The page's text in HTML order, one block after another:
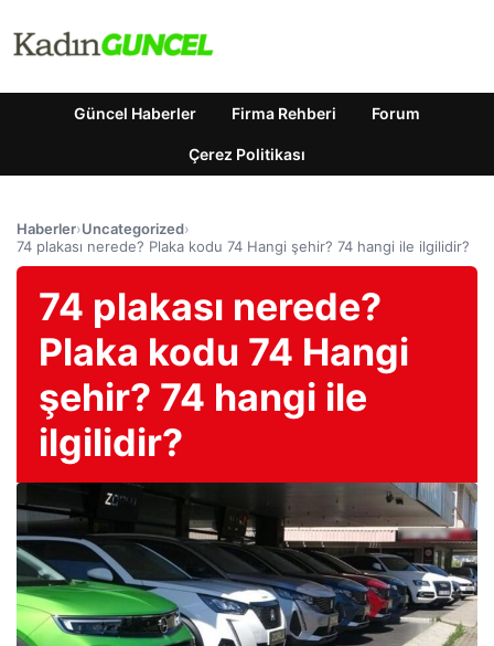
Güncel Haberler Firma Rehberi Forum
Çerez Politikası
Haberler›Uncategorized›
74 plakası nerede? Plaka kodu 74 Hangi şehir? 74 hangi ile ilgilidir?
74 plakası nerede?
Plaka kodu 74 Hangi
şehir? 74 hangi ile
ilgilidir?